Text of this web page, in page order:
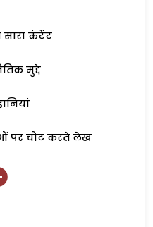
सारा कंटेंट
मुद्दे
पर चोट करते लेख